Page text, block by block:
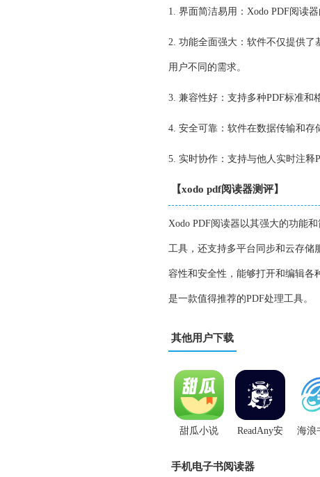
1. 界面简洁易用：Xodo PDF阅读
2. 功能全面强大：软件不仅提供
用户不同的需求。
3. 兼容性好：支持多种PDF标准和
4. 安全可靠：软件在数据传输和存
5. 实时协作：支持与他人实时注释
【xodo pdf阅读器测评】
Xodo PDF阅读器以其强大的功能
工具，还支持多平台同步和云存储
容性和安全性，能够打开和编辑各
是一款值得推荐的PDF处理工具。
其他用户下载
甜瓜小说
App
ReadAny安
卓版
海浪
手机电子书阅读器